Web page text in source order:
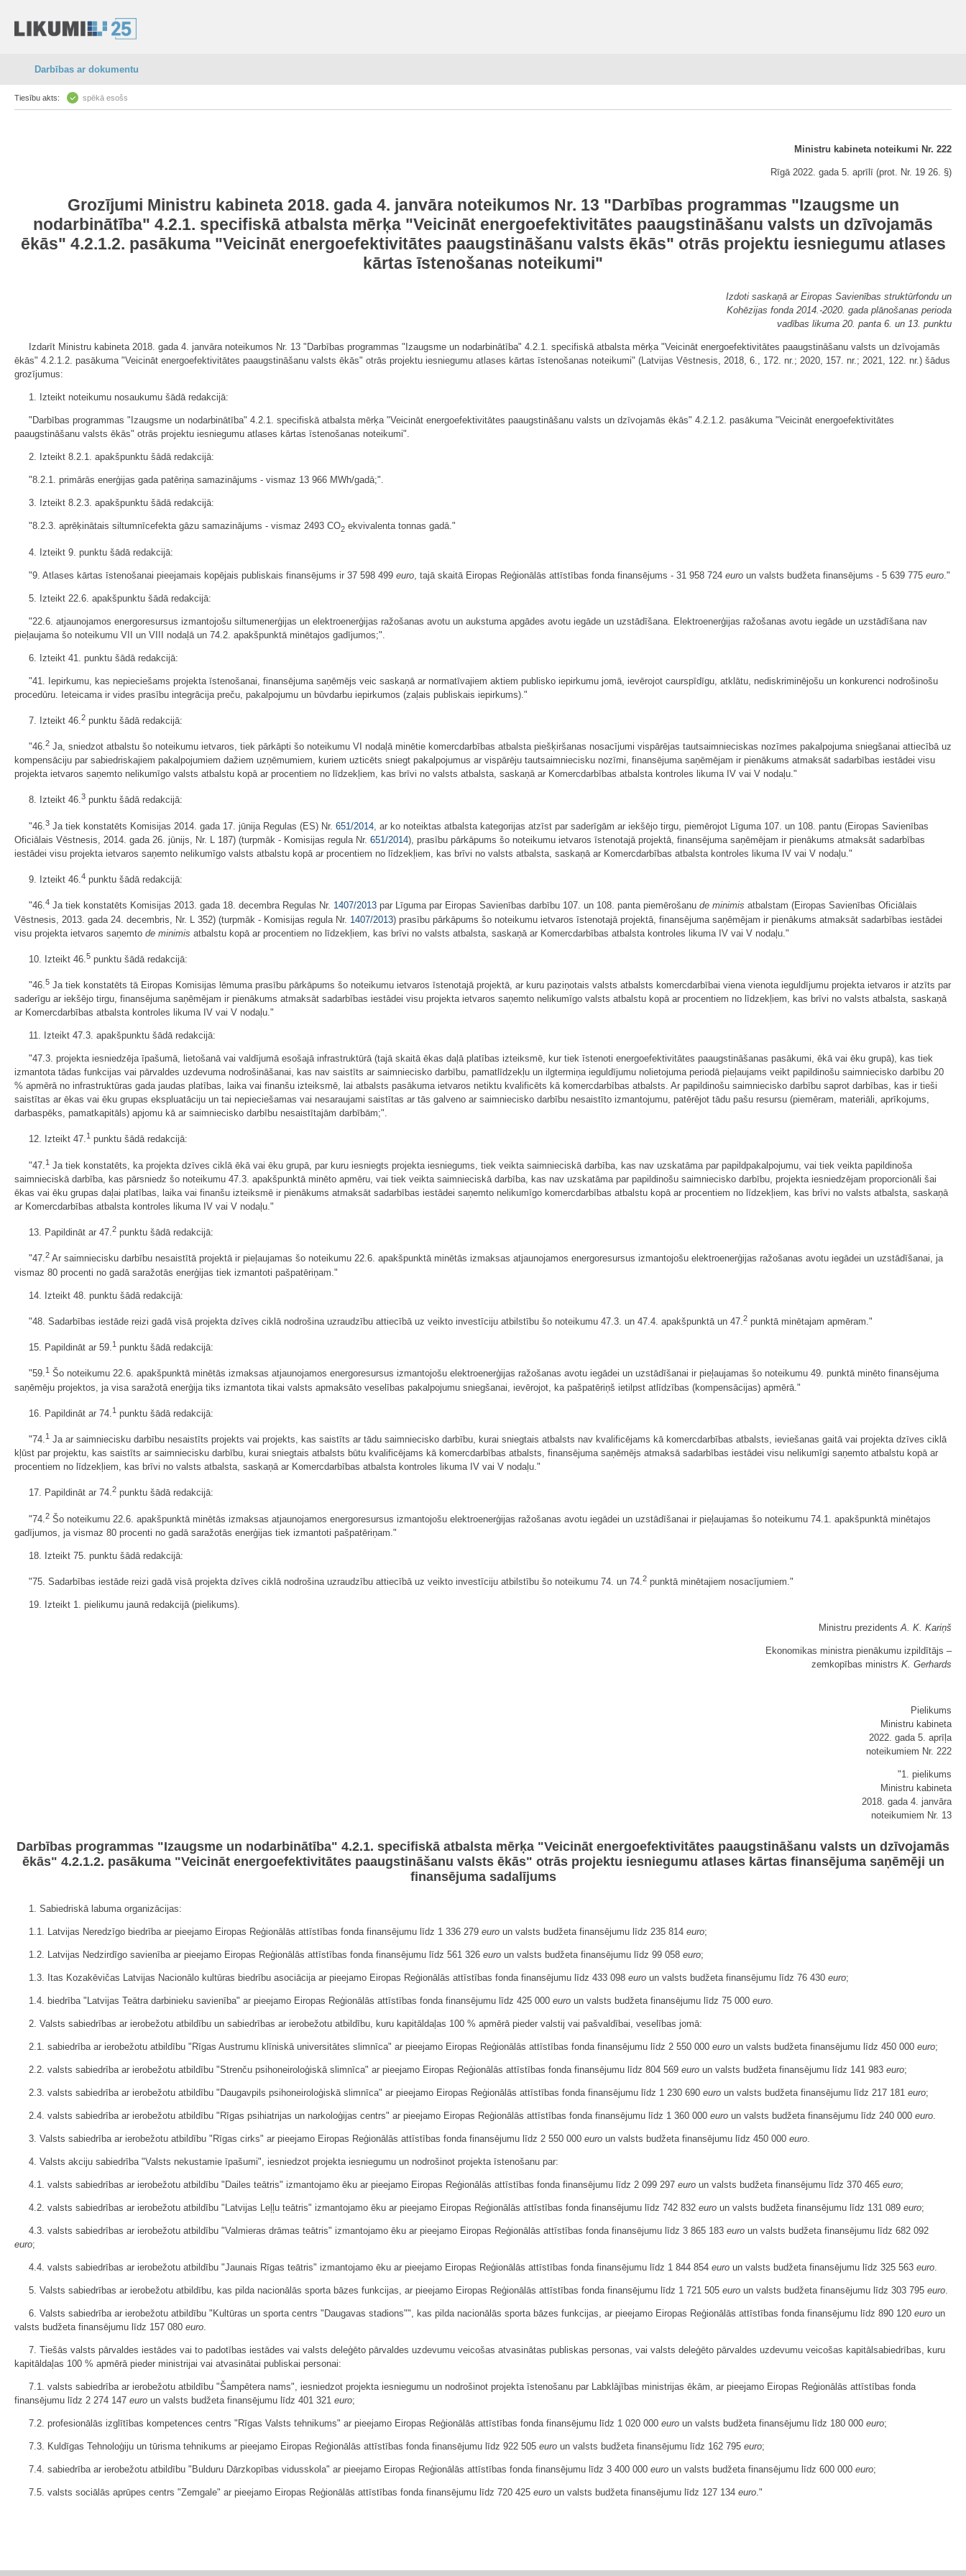
Darbības ar dokumentu
Tiesību akts: spēkā esošs
Ministru kabineta noteikumi Nr. 222
Rīgā 2022. gada 5. aprīlī (prot. Nr. 19 26. §)
Grozījumi Ministru kabineta 2018. gada 4. janvāra noteikumos Nr. 13 "Darbības programmas "Izaugsme un
nodarbinātība" 4.2.1. specifiskā atbalsta mērķa "Veicināt energoefektivitātes paaugstināšanu valsts un dzīvojamās
ēkās" 4.2.1.2. pasākuma "Veicināt energoefektivitātes paaugstināšanu valsts ēkās" otrās projektu iesniegumu atlases
kārtas īstenošanas noteikumi"
Izdoti saskaņā ar Eiropas Savienības struktūrfondu un
Kohēzijas fonda 2014.-2020. gada plānošanas perioda
vadības likuma 20. panta 6. un 13. punktu
Izdarīt Ministru kabineta 2018. gada 4. janvāra noteikumos Nr. 13 "Darbības programmas "Izaugsme un nodarbinātība" 4.2.1. specifiskā atbalsta mērķa "Veicināt energoefektivitātes paaugstināšanu valsts un dzīvojamās
ēkās" 4.2.1.2. pasākuma "Veicināt energoefektivitātes paaugstināšanu valsts ēkās" otrās projektu iesniegumu atlases kārtas īstenošanas noteikumi" (Latvijas Vēstnesis, 2018, 6., 172. nr.; 2020, 157. nr.; 2021, 122. nr.) šādus
grozījumus:
1. Izteikt noteikumu nosaukumu šādā redakcijā:
"Darbības programmas "Izaugsme un nodarbinātība" 4.2.1. specifiskā atbalsta mērķa "Veicināt energoefektivitātes paaugstināšanu valsts un dzīvojamās ēkās" 4.2.1.2. pasākuma "Veicināt energoefektivitātes
paaugstināšanu valsts ēkās" otrās projektu iesniegumu atlases kārtas īstenošanas noteikumi".
2. Izteikt 8.2.1. apakšpunktu šādā redakcijā:
"8.2.1. primārās enerģijas gada patēriņa samazinājums - vismaz 13 966 MWh/gadā;".
3. Izteikt 8.2.3. apakšpunktu šādā redakcijā:
"8.2.3. aprēķinātais siltumnīcefekta gāzu samazinājums - vismaz 2493 CO2 ekvivalenta tonnas gadā."
4. Izteikt 9. punktu šādā redakcijā:
"9. Atlases kārtas īstenošanai pieejamais kopējais publiskais finansējums ir 37 598 499 euro , tajā skaitā Eiropas Reģionālās attīstības fonda finansējums - 31 958 724 euro un valsts budžeta finansējums - 5 639 775 euro ."
5. Izteikt 22.6. apakšpunktu šādā redakcijā:
"22.6. atjaunojamos energoresursus izmantojošu siltumenerģijas un elektroenerģijas ražošanas avotu un aukstuma apgādes avotu iegāde un uzstādīšana. Elektroenerģijas ražošanas avotu iegāde un uzstādīšana nav
pieļaujama šo noteikumu VII un VIII nodaļā un 74.2. apakšpunktā minētajos gadījumos;".
6. Izteikt 41. punktu šādā redakcijā:
"41. Iepirkumu, kas nepieciešams projekta īstenošanai, finansējuma saņēmējs veic saskaņā ar normatīvajiem aktiem publisko iepirkumu jomā, ievērojot caurspīdīgu, atklātu, nediskriminējošu un konkurenci nodrošinošu
procedūru. Ieteicama ir vides prasību integrācija preču, pakalpojumu un būvdarbu iepirkumos (zaļais publiskais iepirkums)."
7. Izteikt 46. 2 punktu šādā redakcijā:
"46.2 Ja, sniedzot atbalstu šo noteikumu ietvaros, tiek pārkāpti šo noteikumu VI nodaļā minētie komercdarbības atbalsta piešķiršanas nosacījumi vispārējas tautsaimnieciskas nozīmes pakalpojuma sniegšanai attiecībā uz
kompensāciju par sabiedriskajiem pakalpojumiem dažiem uzņēmumiem, kuriem uzticēts sniegt pakalpojumus ar vispārēju tautsaimniecisku nozīmi, finansējuma saņēmējam ir pienākums atmaksāt sadarbības iestādei visu
projekta ietvaros saņemto nelikumīgo valsts atbalstu kopā ar procentiem no līdzekļiem, kas brīvi no valsts atbalsta, saskaņā ar Komercdarbības atbalsta kontroles likuma IV vai V nodaļu."
8. Izteikt 46.3 punktu šādā redakcijā:
"46. 3 Ja tiek konstatēts Komisijas 2014. gada 17. jūnija Regulas (ES) Nr. 651/2014 , ar ko noteiktas atbalsta kategorijas atzīst par saderīgām ar iekšējo tirgu, piemērojot Līguma 107. un 108. pantu (Eiropas Savienības
Oficiālais Vēstnesis, 2014. gada 26. jūnijs, Nr. L 187) (turpmāk - Komisijas regula Nr. 651/2014), prasību pārkāpums šo noteikumu ietvaros īstenotajā projektā, finansējuma saņēmējam ir pienākums atmaksāt sadarbības
iestādei visu projekta ietvaros saņemto nelikumīgo valsts atbalstu kopā ar procentiem no līdzekļiem, kas brīvi no valsts atbalsta, saskaņā ar Komercdarbības atbalsta kontroles likuma IV vai V nodaļu."
9. Izteikt 46.4 punktu šādā redakcijā:
"46.4 Ja tiek konstatēts Komisijas 2013. gada 18. decembra Regulas Nr. 1407/2013 par Līguma par Eiropas Savienības darbību 107. un 108. panta piemērošanu de minimis atbalstam (Eiropas Savienības Oficiālais
Vēstnesis, 2013. gada 24. decembris, Nr. L 352) (turpmāk - Komisijas regula Nr. 1407/2013) prasību pārkāpums šo noteikumu ietvaros īstenotajā projektā, finansējuma saņēmējam ir pienākums atmaksāt sadarbības iestādei
visu projekta ietvaros saņemto de minimis atbalstu kopā ar procentiem no līdzekļiem, kas brīvi no valsts atbalsta, saskaņā ar Komercdarbības atbalsta kontroles likuma IV vai V nodaļu."
10. Izteikt 46. 5 punktu šādā redakcijā:
"46.5 Ja tiek konstatēts tā Eiropas Komisijas lēmuma prasību pārkāpums šo noteikumu ietvaros īstenotajā projektā, ar kuru paziņotais valsts atbalsts komercdarbībai viena vienota ieguldījumu projekta ietvaros ir atzīts par
saderīgu ar iekšējo tirgu, finansējuma saņēmējam ir pienākums atmaksāt sadarbības iestādei visu projekta ietvaros saņemto nelikumīgo valsts atbalstu kopā ar procentiem no līdzekļiem, kas brīvi no valsts atbalsta, saskaņā
ar Komercdarbības atbalsta kontroles likuma IV vai V nodaļu."
11. Izteikt 47.3. apakšpunktu šādā redakcijā:
"47.3. projekta iesniedzēja īpašumā, lietošanā vai valdījumā esošajā infrastruktūrā (tajā skaitā ēkas daļā platības izteiksmē, kur tiek īstenoti energoefektivitātes paaugstināšanas pasākumi, ēkā vai ēku grupā), kas tiek
izmantota tādas funkcijas vai pārvaldes uzdevuma nodrošināšanai, kas nav saistīts ar saimniecisko darbību, pamatlīdzekļu un ilgtermiņa ieguldījumu nolietojuma periodā pieļaujams veikt papildinošu saimniecisko darbību 20
% apmērā no infrastruktūras gada jaudas platības, laika vai finanšu izteiksmē, lai atbalsts pasākuma ietvaros netiktu kvalificēts kā komercdarbības atbalsts. Ar papildinošu saimniecisko darbību saprot darbības, kas ir tieši
saistītas ar ēkas vai ēku grupas ekspluatāciju un tai nepieciešamas vai nesaraujami saistītas ar tās galveno ar saimniecisko darbību nesaistīto izmantojumu, patērējot tādu pašu resursu (piemēram, materiāli, aprīkojums,
darbaspēks, pamatkapitāls) apjomu kā ar saimniecisko darbību nesaistītajām darbībām;".
12. Izteikt 47.1 punktu šādā redakcijā:
"47. 1 Ja tiek konstatēts, ka projekta dzīves ciklā ēkā vai ēku grupā, par kuru iesniegts projekta iesniegums, tiek veikta saimnieciskā darbība, kas nav uzskatāma par papildpakalpojumu, vai tiek veikta papildinoša
saimnieciskā darbība, kas pārsniedz šo noteikumu 47.3. apakšpunktā minēto apmēru, vai tiek veikta saimnieciskā darbība, kas nav uzskatāma par papildinošu saimniecisko darbību, projekta iesniedzējam proporcionāli šai
ēkas vai ēku grupas daļai platības, laika vai finanšu izteiksmē ir pienākums atmaksāt sadarbības iestādei saņemto nelikumīgo komercdarbības atbalstu kopā ar procentiem no līdzekļiem, kas brīvi no valsts atbalsta, saskaņā
ar Komercdarbības atbalsta kontroles likuma IV vai V nodaļu."
13. Papildināt ar 47.2 punktu šādā redakcijā:
"47.2 Ar saimniecisku darbību nesaistītā projektā ir pieļaujamas šo noteikumu 22.6. apakšpunktā minētās izmaksas atjaunojamos energoresursus izmantojošu elektroenerģijas ražošanas avotu iegādei un uzstādīšanai, ja
vismaz 80 procenti no gadā saražotās enerģijas tiek izmantoti pašpatēriņam."
14. Izteikt 48. punktu šādā redakcijā:
"48. Sadarbības iestāde reizi gadā visā projekta dzīves ciklā nodrošina uzraudzību attiecībā uz veikto investīciju atbilstību šo noteikumu 47.3. un 47.4. apakšpunktā un 47. 2 punktā minētajam apmēram."
15. Papildināt ar 59.1 punktu šādā redakcijā:
"59.1 Šo noteikumu 22.6. apakšpunktā minētās izmaksas atjaunojamos energoresursus izmantojošu elektroenerģijas ražošanas avotu iegādei un uzstādīšanai ir pieļaujamas šo noteikumu 49. punktā minēto finansējuma
saņēmēju projektos, ja visa saražotā enerģija tiks izmantota tikai valsts apmaksāto veselības pakalpojumu sniegšanai, ievērojot, ka pašpatēriņš ietilpst atlīdzības (kompensācijas) apmērā."
16. Papildināt ar 74. 1 punktu šādā redakcijā:
"74.1 Ja ar saimniecisku darbību nesaistīts projekts vai projekts, kas saistīts ar tādu saimniecisko darbību, kurai sniegtais atbalsts nav kvalificējams kā komercdarbības atbalsts, ieviešanas gaitā vai projekta dzīves ciklā
kļūst par projektu, kas saistīts ar saimniecisku darbību, kurai sniegtais atbalsts būtu kvalificējams kā komercdarbības atbalsts, finansējuma saņēmējs atmaksā sadarbības iestādei visu nelikumīgi saņemto atbalstu kopā ar
procentiem no līdzekļiem, kas brīvi no valsts atbalsta, saskaņā ar Komercdarbības atbalsta kontroles likuma IV vai V nodaļu."
17. Papildināt ar 74.2 punktu šādā redakcijā:
"74. 2 Šo noteikumu 22.6. apakšpunktā minētās izmaksas atjaunojamos energoresursus izmantojošu elektroenerģijas ražošanas avotu iegādei un uzstādīšanai ir pieļaujamas šo noteikumu 74.1. apakšpunktā minētajos
gadījumos, ja vismaz 80 procenti no gadā saražotās enerģijas tiek izmantoti pašpatēriņam."
18. Izteikt 75. punktu šādā redakcijā:
"75. Sadarbības iestāde reizi gadā visā projekta dzīves ciklā nodrošina uzraudzību attiecībā uz veikto investīciju atbilstību šo noteikumu 74. un 74.2 punktā minētajiem nosacījumiem."
19. Izteikt 1. pielikumu jaunā redakcijā (​pielikums).
Ministru prezidentsA. K. Kariņš
Ekonomikas ministra pienākumu izpildītājs ‒
zemkopības ministrs K. Gerhards
Pielikums
Ministru kabineta
2022. gada 5. aprīļa
noteikumiem Nr. 222
"1. pielikums
Ministru kabineta
2018. gada 4. janvāra
noteikumiem Nr. 13
Darbības programmas "Izaugsme un nodarbinātība" 4.2.1. specifiskā atbalsta mērķa "Veicināt energoefektivitātes paaugstināšanu valsts un dzīvojamās
ēkās" 4.2.1.2. pasākuma "Veicināt energoefektivitātes paaugstināšanu valsts ēkās" otrās projektu iesniegumu atlases kārtas finansējuma saņēmēji un
finansējuma sadalījums
1. Sabiedriskā labuma organizācijas:
1.1. Latvijas Neredzīgo biedrība ar pieejamo Eiropas Reģionālās attīstības fonda finansējumu līdz 1 336 279 euro un valsts budžeta finansējumu līdz 235 814 euro;
1.2. Latvijas Nedzirdīgo savienība ar pieejamo Eiropas Reģionālās attīstības fonda finansējumu līdz 561 326 euro un valsts budžeta finansējumu līdz 99 058 euro;
1.3. Itas Kozakēvičas Latvijas Nacionālo kultūras biedrību asociācija ar pieejamo Eiropas Reģionālās attīstības fonda finansējumu līdz 433 098 euro un valsts budžeta finansējumu līdz 76 430 euro;
1.4. biedrība "Latvijas Teātra darbinieku savienība" ar pieejamo Eiropas Reģionālās attīstības fonda finansējumu līdz 425 000 euro un valsts budžeta finansējumu līdz 75 000 euro.
2. Valsts sabiedrības ar ierobežotu atbildību un sabiedrības ar ierobežotu atbildību, kuru kapitāldaļas 100 % apmērā pieder valstij vai pašvaldībai, veselības jomā:
2.1. sabiedrība ar ierobežotu atbildību "Rīgas Austrumu klīniskā universitātes slimnīca" ar pieejamo Eiropas Reģionālās attīstības fonda finansējumu līdz 2 550 000 euro un valsts budžeta finansējumu līdz 450 000 euro;
2.2. valsts sabiedrība ar ierobežotu atbildību "Strenču psihoneiroloģiskā slimnīca" ar pieejamo Eiropas Reģionālās attīstības fonda finansējumu līdz 804 569 euro un valsts budžeta finansējumu līdz 141 983 euro;
2.3. valsts sabiedrība ar ierobežotu atbildību "Daugavpils psihoneiroloģiskā slimnīca" ar pieejamo Eiropas Reģionālās attīstības fonda finansējumu līdz 1 230 690 euro un valsts budžeta finansējumu līdz 217 181 euro;
2.4. valsts sabiedrība ar ierobežotu atbildību "Rīgas psihiatrijas un narkoloģijas centrs" ar pieejamo Eiropas Reģionālās attīstības fonda finansējumu līdz 1 360 000 euro un valsts budžeta finansējumu līdz 240 000 euro.
3. Valsts sabiedrība ar ierobežotu atbildību "Rīgas cirks" ar pieejamo Eiropas Reģionālās attīstības fonda finansējumu līdz 2 550 000 euro un valsts budžeta finansējumu līdz 450 000 euro.
4. Valsts akciju sabiedrība "Valsts nekustamie īpašumi", iesniedzot projekta iesniegumu un nodrošinot projekta īstenošanu par:
4.1. valsts sabiedrības ar ierobežotu atbildību "Dailes teātris" izmantojamo ēku ar pieejamo Eiropas Reģionālās attīstības fonda finansējumu līdz 2 099 297 euro un valsts budžeta finansējumu līdz 370 465 euro;
4.2. valsts sabiedrības ar ierobežotu atbildību "Latvijas Leļļu teātris" izmantojamo ēku ar pieejamo Eiropas Reģionālās attīstības fonda finansējumu līdz 742 832 euro un valsts budžeta finansējumu līdz 131 089 euro;
4.3. valsts sabiedrības ar ierobežotu atbildību "Valmieras drāmas teātris" izmantojamo ēku ar pieejamo Eiropas Reģionālās attīstības fonda finansējumu līdz 3 865 183 euro un valsts budžeta finansējumu līdz 682 092
euro;
4.4. valsts sabiedrības ar ierobežotu atbildību "Jaunais Rīgas teātris" izmantojamo ēku ar pieejamo Eiropas Reģionālās attīstības fonda finansējumu līdz 1 844 854 euro un valsts budžeta finansējumu līdz 325 563 euro.
5. Valsts sabiedrības ar ierobežotu atbildību, kas pilda nacionālās sporta bāzes funkcijas, ar pieejamo Eiropas Reģionālās attīstības fonda finansējumu līdz 1 721 505 euro un valsts budžeta finansējumu līdz 303 795 euro.
6. Valsts sabiedrība ar ierobežotu atbildību "Kultūras un sporta centrs "Daugavas stadions"", kas pilda nacionālās sporta bāzes funkcijas, ar pieejamo Eiropas Reģionālās attīstības fonda finansējumu līdz 890 120 euro un
valsts budžeta finansējumu līdz 157 080 euro.
7. Tiešās valsts pārvaldes iestādes vai to padotības iestādes vai valsts deleģēto pārvaldes uzdevumu veicošas atvasinātas publiskas personas, vai valsts deleģēto pārvaldes uzdevumu veicošas kapitālsabiedrības, kuru
kapitāldaļas 100 % apmērā pieder ministrijai vai atvasinātai publiskai personai:
7.1. valsts sabiedrība ar ierobežotu atbildību "Šampētera nams", iesniedzot projekta iesniegumu un nodrošinot projekta īstenošanu par Labklājības ministrijas ēkām, ar pieejamo Eiropas Reģionālās attīstības fonda
finansējumu līdz 2 274 147 euro un valsts budžeta finansējumu līdz 401 321 euro;
7.2. profesionālās izglītības kompetences centrs "Rīgas Valsts tehnikums" ar pieejamo Eiropas Reģionālās attīstības fonda finansējumu līdz 1 020 000 euro un valsts budžeta finansējumu līdz 180 000 euro;
7.3. Kuldīgas Tehnoloģiju un tūrisma tehnikums ar pieejamo Eiropas Reģionālās attīstības fonda finansējumu līdz 922 505 euro un valsts budžeta finansējumu līdz 162 795 euro;
7.4. sabiedrība ar ierobežotu atbildību "Bulduru Dārzkopības vidusskola" ar pieejamo Eiropas Reģionālās attīstības fonda finansējumu līdz 3 400 000 euro un valsts budžeta finansējumu līdz 600 000 euro;
7.5. valsts sociālās aprūpes centrs "Zemgale" ar pieejamo Eiropas Reģionālās attīstības fonda finansējumu līdz 720 425 euro un valsts budžeta finansējumu līdz 127 134 euro."